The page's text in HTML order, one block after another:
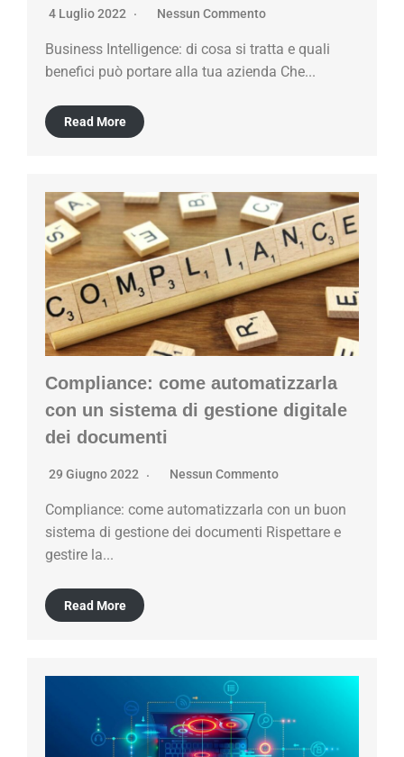
4 Luglio 2022 Nessun Commento
Business Intelligence: di cosa si tratta e quali
benefici può portare alla tua azienda Che...
Read More
Compliance: come automatizzarla
con un sistema di gestione digitale
dei documenti
29 Giugno 2022 Nessun Commento
Compliance: come automatizzarla con un buon
sistema di gestione dei documenti Rispettare e
gestire la...
Read More